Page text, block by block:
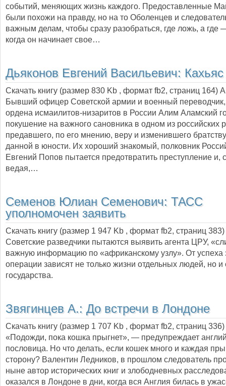
событий, меняющих жизнь каждого. Предоставленные
были похожи на правду, но на то Оболенцев и
важным делам, чтобы сразу разобраться, где ложь, а где
когда он начинает свое…
Дьяконов Евгений Васильевич: Кахьяс
Скачать книгу (размер 830 Kb , формат fb2, страниц 164)
Бывший офицер Советской армии и военный
ордена исмаилитов-низаритов в России Алим Аламский
покушение на важного сановника в одном из российских
предавшего, по его мнению, веру и изменившего
данной в юности. Их хороший знакомый, полковник
Евгений Попов пытается предотвратить преступление и,
ведая,…
Семенов Юлиан Семенович: ТАСС
уполномочен заявить
Скачать книгу (размер 1 947 Kb , формат fb2, страниц 383
Советские разведчики пытаются выявить агента ЦРУ,
важную информацию по «африканскому узлу». От успеха
операции зависят не только жизни отдельных людей, но и
государства.
Звягинцев А.: До встречи в Лондоне
Скачать книгу (размер 1 707 Kb , формат fb2, страниц 336
«Подожди, пока кошка прыгнет», — предупреждает
пословица. Но что делать, если кошек много и каждая
сторону? Валентин Ледников, в прошлом следователь
ныне автор исторических книг и злободневных
оказался в Лондоне в дни, когда вся Англия билась в